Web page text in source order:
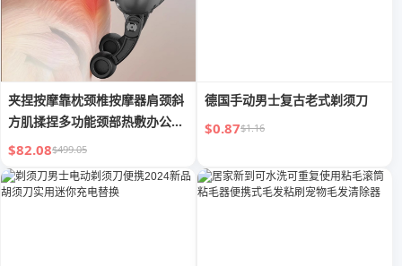
夹捏按摩靠枕颈椎按摩器肩颈斜
方肌揉捏多功能颈部热敷办公室
必备
$82.08$499.05
德国手动男士复古老式剃须刀
$0.87$1.16